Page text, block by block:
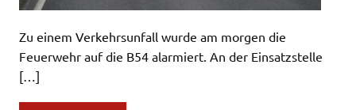
Zu einem Verkehrsunfall wurde am morgen die
Feuerwehr auf die B54 alarmiert. An der Einsatzstelle
[…]